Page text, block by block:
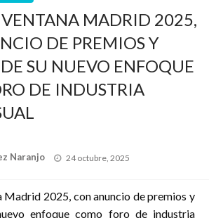
MADRID 2025,
DE PREMIOS Y
SU NUEVO ENFOQUE
DE INDUSTRIA
Naranjo
Publicado
24 octubre, 2025
Madrid 2025, con anuncio de premios y
enfoque como foro de industria